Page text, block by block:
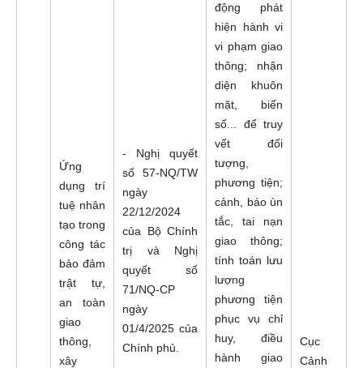
Ứng
dụng trí
tuệ nhân
tạo trong
công tác
bảo đảm
trật tự,
an toàn
giao
thông,
xây
- Nghị quyết
số 57-NQ/TW
ngày
22/12/2024
của Bộ Chính
trị và Nghị
quyết số
71/NQ-CP
ngày
01/4/2025 của
Chính phủ.
động phát
hiện hành vi
vi phạm giao
thông; nhận
diện khuôn
mặt, biển
số... để truy
vết đối
tượng,
phương tiện;
cảnh, báo ùn
tắc, tai nạn
giao thông;
tính toán lưu
lượng
phương tiện
phục vụ chỉ
huy, điều
hành giao
Cục
Cảnh